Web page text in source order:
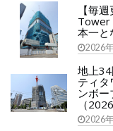
【毎
Tower
本一と
2026
地上
ティタ
ンボ
（
2026